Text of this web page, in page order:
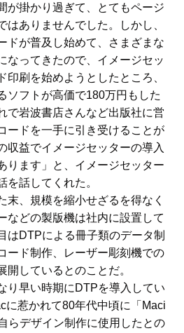
が掛かり過ぎて、とてもページ
はありませんでした。しかし、
ドが普及し始めて、さまざまな
なってきたので、イメージセッ
印刷を始めようとしたところ、
ソフトが高価で180万円もした
で岩波書店さんなど出版社に営
ードを一手に引き受けることが
収益でイメージセッターの導入
ります」と、イメージセッター
を話してくれた。
末、規模を縮小せざるを得なく
などの製版機は社内に設置して
はDTPによる冊子類のデータ制
ード制作、レーザー彫刻機での
開しているとのことだ。
り早い時期にDTPを導入してい
に惹かれて80年代中頃に「Maci
らデザイン制作に使用したとの